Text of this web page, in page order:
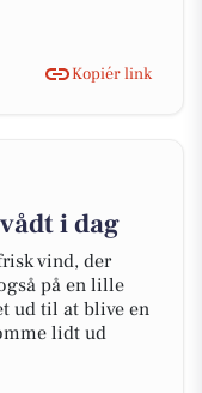
Kopiér link
i dag
vind, der
på en lille
ud til at blive en
lidt ud